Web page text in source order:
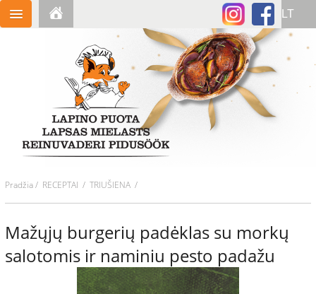
Pradžia/ RECEPTAI / TRIUŠIENA /
Mažųjų burgerių padėklas su morkų
salotomis ir naminiu pesto padažu